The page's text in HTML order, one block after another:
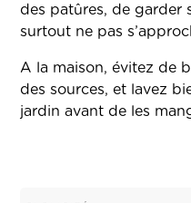
des patûres, de garder
surtout ne pas
A la maison, évitez de
des sources, et lavez
jardin avant de les